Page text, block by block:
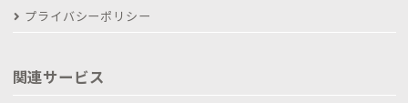
プライバシーポリシー
関連サービス